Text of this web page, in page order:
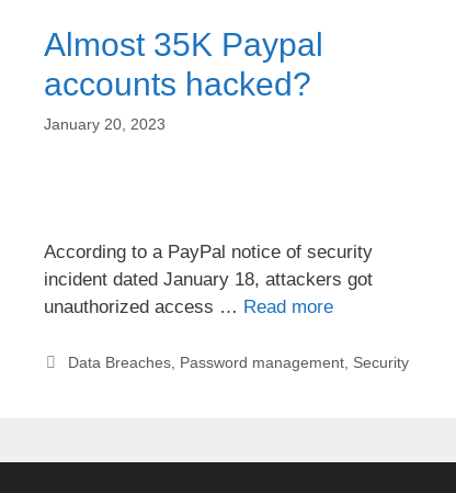
Almost 35K Paypal
accounts hacked?
January 20, 2023
According to a PayPal notice of security
incident dated January 18, attackers got
unauthorized access … Read more
Data Breaches, Password management, Security